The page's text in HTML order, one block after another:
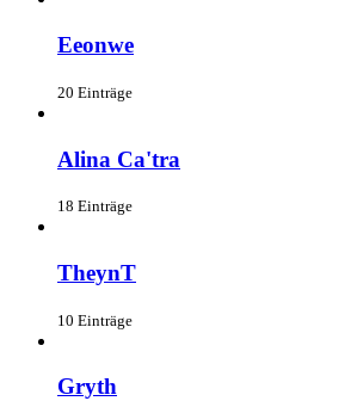
Eeonwe
20 Einträge
Alina Ca'tra
18 Einträge
TheynT
10 Einträge
Gryth